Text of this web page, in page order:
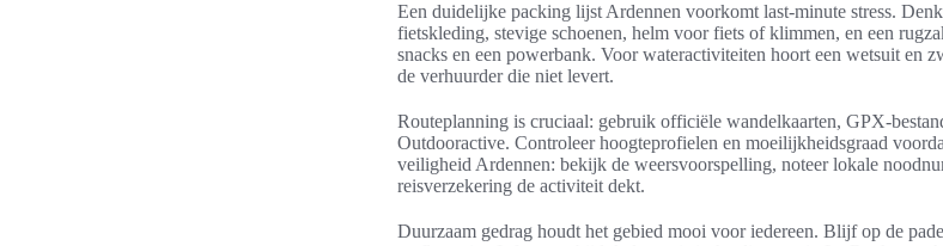
Een duidelijke packing lijst Ardennen voorkomt last-minute stress.
fietskleding, stevige schoenen, helm voor fiets of klimmen, en een
snacks en een powerbank. Voor wateractiviteiten hoort een wetsuit en
de verhuurder die niet levert.
Routeplanning is cruciaal: gebruik officiële wandelkaarten, GPX-
Outdooractive. Controleer hoogteprofielen en moeilijkheidsgraad
veiligheid Ardennen: bekijk de weersvoorspelling, noteer lokale
reisverzekering de activiteit dekt.
Duurzaam gedrag houdt het gebied mooi voor iedereen. Blijf op de